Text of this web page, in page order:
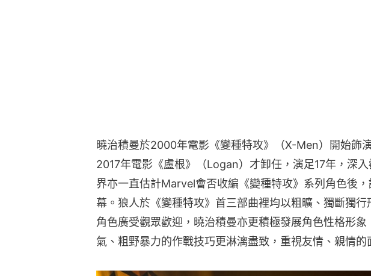
曉治積曼於2000年電影《變種特攻》（X-Men）開始飾
2017年電影《盧根》（Logan）才卸任，演足17年，深
界亦一直估計Marvel會否收編《變種特攻》系列角色後
幕。狼人於《變種特攻》首三部曲裡均以粗曠、獨斷獨行
角色廣受觀眾歡迎，曉治積曼亦更積極發展角色性格形象
氣、粗野暴力的作戰技巧更淋漓盡致，重視友情、親情的